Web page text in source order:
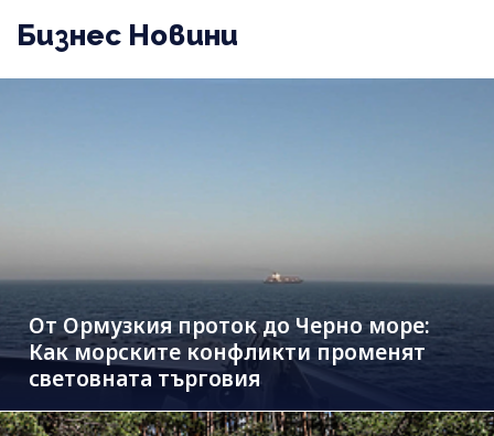
Бизнес Новини
От Ормузкия проток до Черно море:
Как морските конфликти променят
световната търговия